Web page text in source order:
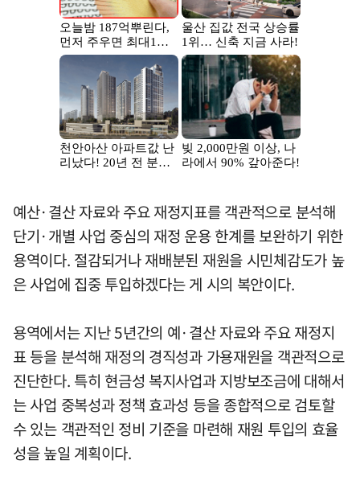
예산·결산 자료와 주요 재정지표를 객관적으로 분석해
단기·개별 사업 중심의 재정 운용 한계를 보완하기 위한
용역이다. 절감되거나 재배분된 재원을 시민체감도가 높
은 사업에 집중 투입하겠다는 게 시의 복안이다.
용역에서는 지난 5년간의 예·결산 자료와 주요 재정지
표 등을 분석해 재정의 경직성과 가용재원을 객관적으로
진단한다. 특히 현금성 복지사업과 지방보조금에 대해서
는 사업 중복성과 정책 효과성 등을 종합적으로 검토할
수 있는 객관적인 정비 기준을 마련해 재원 투입의 효율
성을 높일 계획이다.